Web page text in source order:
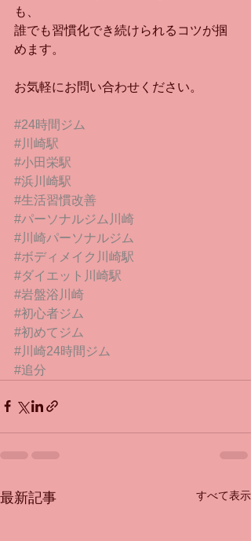
も、
誰でも習慣化でき続けられるコツが掴
めます。
お気軽にお問い合わせください。
#24時間ジム
#川崎駅
#小田栄駅
#浜川崎駅
#生活習慣改善
#パーソナルジム川崎
#川崎パーソナルジム
#ボディメイク川崎駅
#ダイエット川崎駅
#岩盤浴川崎
#初心者ジム
#初めてジム
#川崎24時間ジム
#追分
最新記事 すべて表示